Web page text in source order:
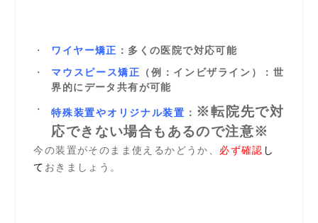
ワイヤー矯正 ：多くの医院で対応可能
マウスピース矯正 （例：インビザライン）：世
界的にデータ共有が可能
特殊装置やオリジナル装置 ： ※転院先で対
応できない場合もあるので注意※
今の装置がそのまま使えるかどうか、 必ず確認 し
て おきましょう。